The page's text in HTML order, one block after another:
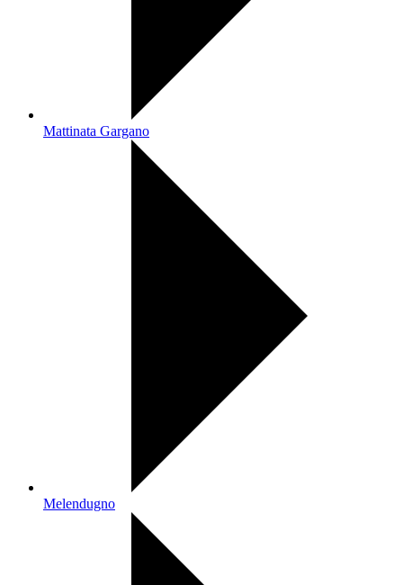
Mattinata Gargano
Melendugno